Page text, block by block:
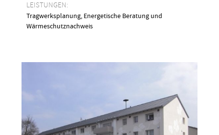
LEISTUNGEN:
Tragwerksplanung, Energetische Beratung und
Wärmeschutznachweis